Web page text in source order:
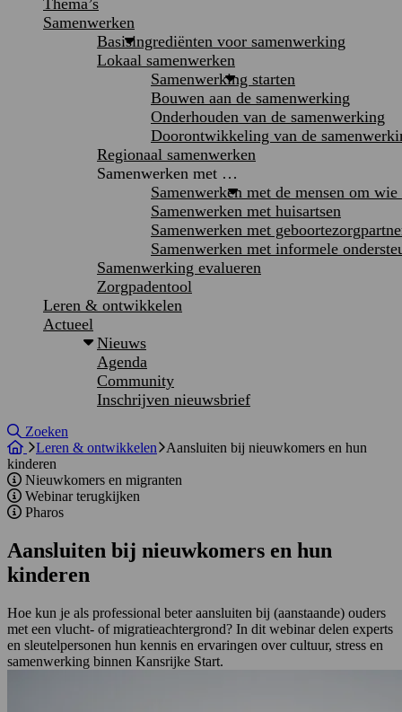
Samenwerken
Basisingrediënten voor samenwerking
Lokaal samenwerken
Samenwerking starten
Bouwen aan de samenwerking
Onderhouden van de samenwerking
Doorontwikkeling van de
Regionaal samenwerken
Samenwerken met …
Samenwerken met de mensen om wie
Samenwerken met huisartsen
Samenwerken met
Samenwerken met informele
Samenwerking evalueren
Zorgpadentool
Leren & ontwikkelen
Actueel
Nieuws
Agenda
Community
Inschrijven nieuwsbrief
Site doorzoeken
Zoeken
Leren & ontwikkelen
Aansluiten bij nieuwkomers en hun
kinderen
Nieuwkomers en migranten
Webinar terugkijken
Pharos
Aansluiten bij nieuwkomers en hun
kinderen
Hoe kun je als professional beter aansluiten bij (aanstaande) ouders
met een vlucht- of migratieachtergrond? In dit webinar delen experts
en sleutelpersonen hun kennis en ervaringen over cultuur, stress en
samenwerking binnen Kansrijke Start.